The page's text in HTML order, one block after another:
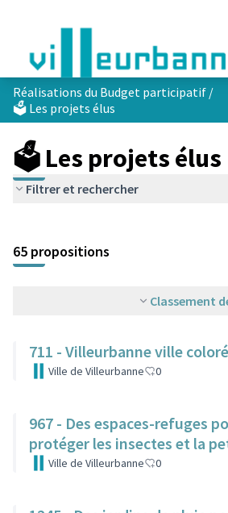
Réalisations du Budget participatif /
🗳️ Les projets élus
🗳️ Les projets élus
Filtrer et rechercher
+
−
65 propositions
Classement
711 - Villeurbanne ville
Ville de Villeurbanne 0
967 - Des espaces-refuges
protéger les insectes et la
Ville de Villeurbanne 0